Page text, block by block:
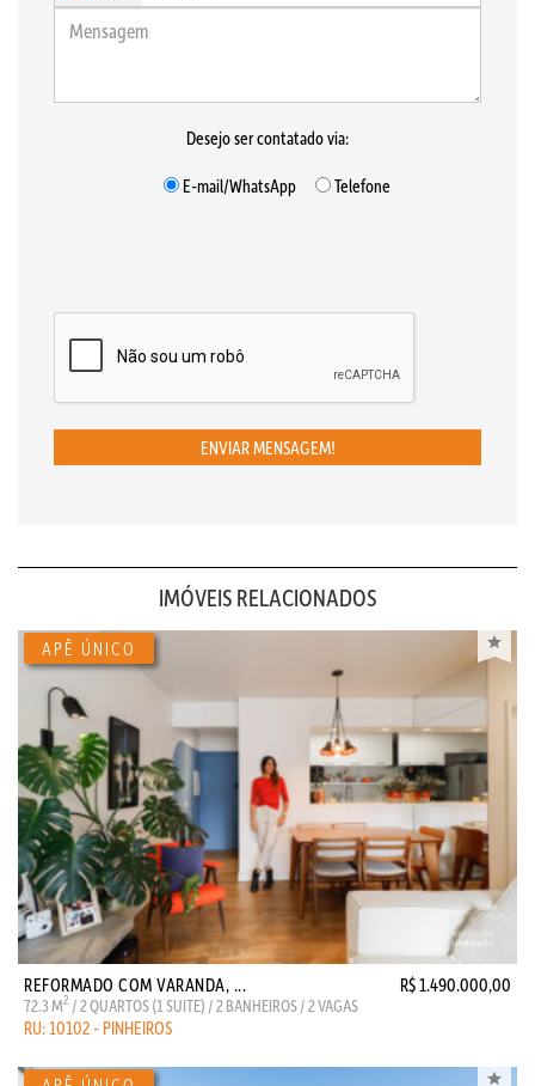
Desejo ser contatado via:
E-mail/WhatsApp
Telefone
ENVIAR MENSAGEM!
IMÓVEIS RELACIONADOS
REFORMADO COM VARANDA, ... R$ 1.490.000,00
72.3 M2 / 2 QUARTOS (1 SUITE) / 2 BANHEIROS / 2 VAGAS
RU: 10102 - PINHEIROS